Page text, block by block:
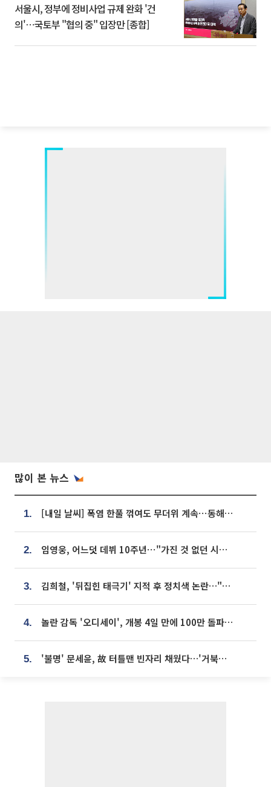
서울시, 정부에 정비사업 규제 완화 '건
의'⋯국토부 "협의 중" 입장만 [종합]
많이 본 뉴스
1. [내일 날씨] 폭염 한풀 꺾여도 무더위 계속⋯동해안 이틀 연속 비
2. 임영웅, 어느덧 데뷔 10주년⋯"가진 것 없던 시절, 내 앞엔 20명의 팬뿐"
3. 김희철, '뒤집힌 태극기' 지적 후 정치색 논란…"좌우 떠나 우리나라 국기"
4. 놀란 감독 '오디세이', 개봉 4일 만에 100만 돌파⋯'왕사남' 보다 빠르다
5. '불명' 문세윤, 故 터틀맨 빈자리 채웠다…'거북이' 눈물의 최종 우승